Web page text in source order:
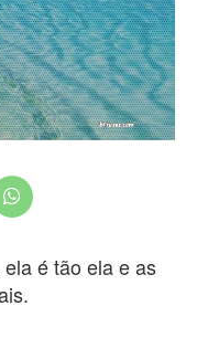
é tão ela e as